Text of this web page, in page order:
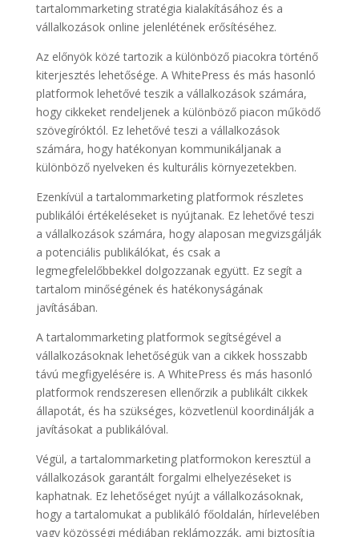
tartalommarketing stratégia kialakításához és a
vállalkozások online jelenlétének erősítéséhez.
Az előnyök közé tartozik a különböző piacokra történő
kiterjesztés lehetősége. A WhitePress és más hasonló
platformok lehetővé teszik a vállalkozások számára,
hogy cikkeket rendeljenek a különböző piacon működő
szövegíróktól. Ez lehetővé teszi a vállalkozások
számára, hogy hatékonyan kommunikáljanak a
különböző nyelveken és kulturális környezetekben.
Ezenkívül a tartalommarketing platformok részletes
publikálói értékeléseket is nyújtanak. Ez lehetővé teszi
a vállalkozások számára, hogy alaposan megvizsgálják
a potenciális publikálókat, és csak a
legmegfelelőbbekkel dolgozzanak együtt. Ez segít a
tartalom minőségének és hatékonyságának
javításában.
A tartalommarketing platformok segítségével a
vállalkozásoknak lehetőségük van a cikkek hosszabb
távú megfigyelésére is. A WhitePress és más hasonló
platformok rendszeresen ellenőrzik a publikált cikkek
állapotát, és ha szükséges, közvetlenül koordinálják a
javításokat a publikálóval.
Végül, a tartalommarketing platformokon keresztül a
vállalkozások garantált forgalmi elhelyezéseket is
kaphatnak. Ez lehetőséget nyújt a vállalkozásoknak,
hogy a tartalomukat a publikáló főoldalán, hírlevelében
vagy közösségi médiában reklámozzák, ami biztosítja